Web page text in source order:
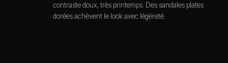
contraste doux, très printemps. Des sandales plates
dorées achèvent le look avec légèreté.